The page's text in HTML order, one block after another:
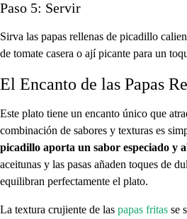
Paso 5: Servir
Sirva las papas rellenas de picadillo
de tomate casera o ají picante para un
El Encanto de las Papas
Este plato tiene un encanto único que
combinación de sabores y texturas es
picadillo aporta un sabor especiado y
aceitunas y las pasas añaden toques de
equilibran perfectamente el plato.
La textura crujiente de las papas fritas se